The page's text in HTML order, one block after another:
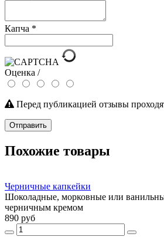
Капча *
Оценка /
Перед публикацией отзывы
Отправить
Похожие товары
Черничные капкейки
Шоколадные, морковные или
черничным кремом
890 руб